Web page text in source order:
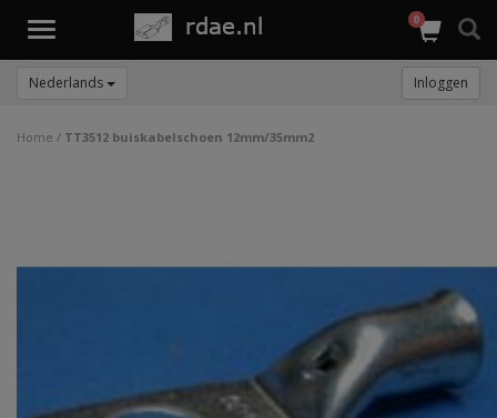
Toggle
0
Nederlands Inloggen
Home / TT3512 buiskabelschoen 12mm/35mm2